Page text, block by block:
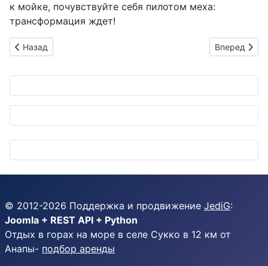
к мойке, почувствуйте себя пилотом меха:
трансформация ждет!
Предыдущий: Bridgestone возвращает старые шины в игру:
Назад Следующий:
Вперед
© 2012-2026 Поддержка и продвижение JediG:
Joomla + REST API + Python
Отдых в горах на море в селе Сукко в 12 км от
Анапы- подбор аренды